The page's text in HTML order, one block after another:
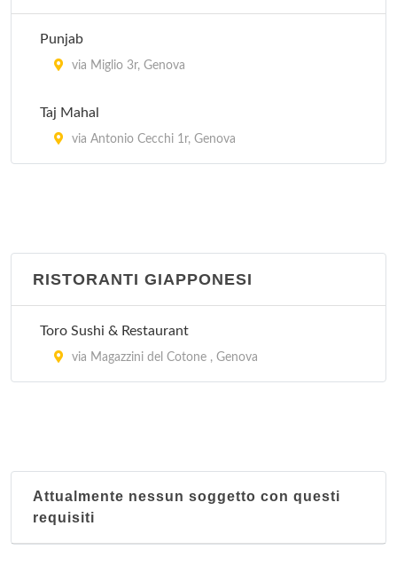
Punjab
via Miglio 3r, Genova
Taj Mahal
via Antonio Cecchi 1r, Genova
RISTORANTI GIAPPONESI
Toro Sushi & Restaurant
via Magazzini del Cotone , Genova
Attualmente nessun soggetto con questi
requisiti